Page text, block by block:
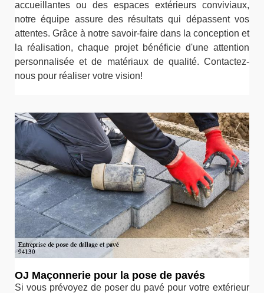
accueillantes ou des espaces extérieurs conviviaux,
notre équipe assure des résultats qui dépassent vos
attentes. Grâce à notre savoir-faire dans la conception et
la réalisation, chaque projet bénéficie d'une attention
personnalisée et de matériaux de qualité. Contactez-
nous pour réaliser votre vision!
OJ Maçonnerie pour la pose de pavés
Si vous prévoyez de poser du pavé pour votre extérieur